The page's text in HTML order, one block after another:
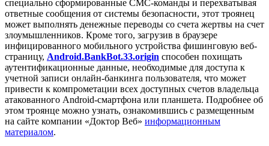
специально сформированные СМС-команды и перехватывая
ответные сообщения от системы безопасности, этот троянец
может выполнять денежные переводы со счета жертвы на счет
злоумышленников. Кроме того, загрузив в браузере
инфицированного мобильного устройства фишинговую веб-
страницу, Android.BankBot.33.origin способен похищать
аутентификационные данные, необходимые для доступа к
учетной записи онлайн-банкинга пользователя, что может
привести к компрометации всех доступных счетов владельца
атакованного Android-смартфона или планшета. Подробнее об
этом троянце можно узнать, ознакомившись с размещенным
на сайте компании «Доктор Веб» информационным
материалом.